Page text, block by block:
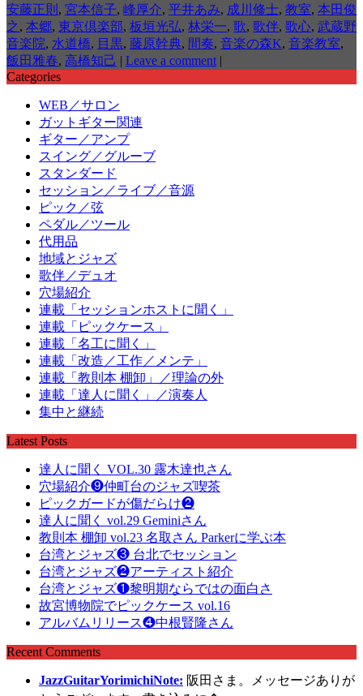
安藤正則 , 宮本信子, 峰厚介, 平井あみ, 成川修士, 教室, 本田俊
之, 本郷, 東京倶楽部, 板垣光弘, 林栄一, 歌, 歌伴, 歌心, 武蔵野
音楽院, 水道橋, 目黒, 藤原幹典, 間奏, 音楽の森K, 音楽教室,
飯田雅春, 高橋知己 | Leave a comment |
Categories
WEB／サロン
ガットギター関連
ギター／アンプ
スイング／グルーブ
スタンダード
セッション／ライブ／音源
ピック／弦
ペダル／ツール
代用品
地域とジャズ
歌伴／デュオ
穴場紹介
連載「セッションホストに聞く」
連載「ピックケース」
連載「名工に聞く」
連載「改造／工作／メンテ」
連載「教則本 棚卸」／理論の外
連載「達人に聞く」／演奏人
集中と継続
Latest Posts
達人に聞く VOL.30 露木達也さん
穴場紹介❾仲町台のジャズ喫茶
ピックガードが傷だらけ❷
達人に聞く vol.29 Geminiさん
教則本 棚卸 vol.23 名取さん Parkerに学ぶ本
台湾とジャズ❸ 台北でセッション
台湾とジャズ❷アーティスト紹介
台湾とジャズ❶黎明期ならではの面白さ
故宮博物院でピックケース vol.16
アルバムリリース❹中根賢隆さん
Recent Comments
JazzGuitarYorimichiNote: 阪田さま。メッセージありが